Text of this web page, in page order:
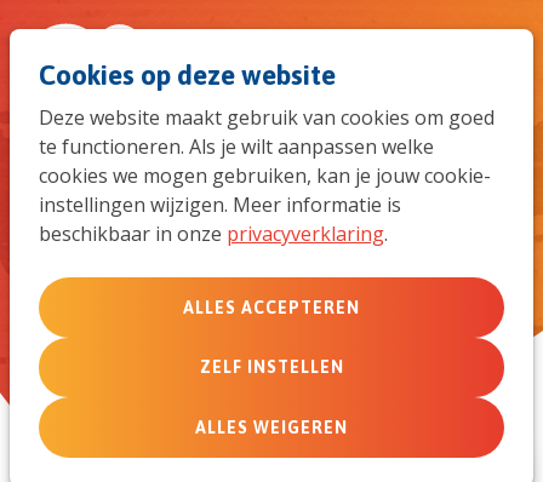
Cookies op deze website
Deze website maakt gebruik van cookies om goed
te functioneren. Als je wilt aanpassen welke
cookies we mogen gebruiken, kan je jouw cookie-
instellingen wijzigen. Meer informatie is
beschikbaar in onze privacyverklaring.
ALLES ACCEPTEREN
ZELF INSTELLEN
ALLES WEIGEREN
naar
de
Holland Gezinsdebriefing Week
12 - 17 november
12
nov